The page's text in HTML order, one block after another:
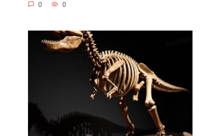
0 0